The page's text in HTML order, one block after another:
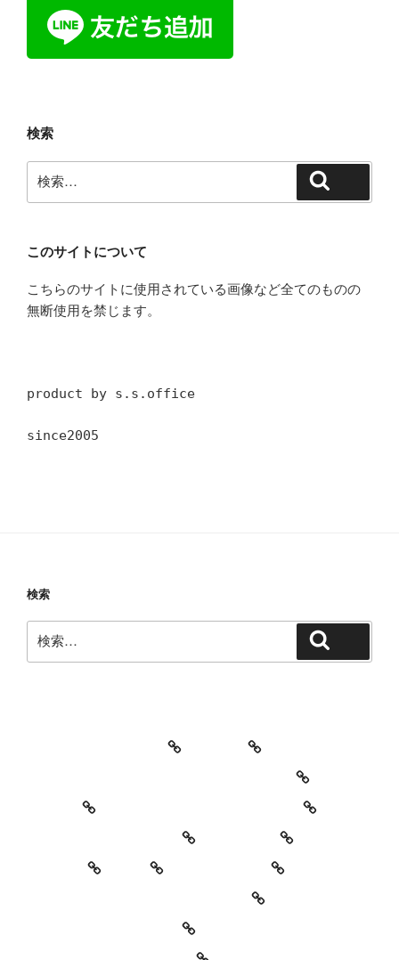
検索
索:
このサイトについて
こちらのサイトに使用されている画像など全てのものの
無断使用を禁じます。
product by s.s.office
since2005
検索
索:
教室・レッスンの特徴
Works
レッスン料金とご予約キャンセルについて
お知らせ
セッションイベントのご案内
お世話になっている方々
YouTube
Contact
SNS
プロフィール
’90 Session! ~2nd~ レポート
#2818 (タイトルなし)
特定商取引法に基づく表記